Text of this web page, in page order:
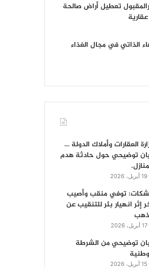
تعطيل أراض صالحة
الذاتي في مجال الغذاء
العقارات وأملاك الدولة …
توضيحي حول حادثة هدم
19 أبريل، 2026
توفي منقب وأصيب
إثر انهيار بئر للتنقيب عن
17 أبريل، 2026
توضيحي من الشرطة
15 أبريل، 2026